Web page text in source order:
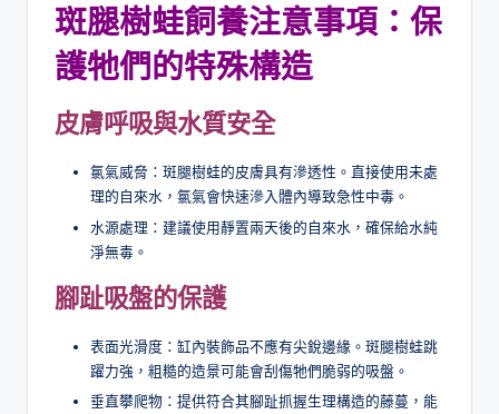
斑腿樹蛙飼養注意事項：保
護牠們的特殊構造
皮膚呼吸與水質安全
氯氣威脅：斑腿樹蛙的皮膚具有滲透性。直接使用未處
理的自來水，氯氣會快速滲入體內導致急性中毒。
水源處理：建議使用靜置兩天後的自來水，確保給水純
淨無毒。
腳趾吸盤的保護
表面光滑度：缸內裝飾品不應有尖銳邊緣。斑腿樹蛙跳
躍力強，粗糙的造景可能會刮傷牠們脆弱的吸盤。
垂直攀爬物：提供符合其腳趾抓握生理構造的藤蔓，能